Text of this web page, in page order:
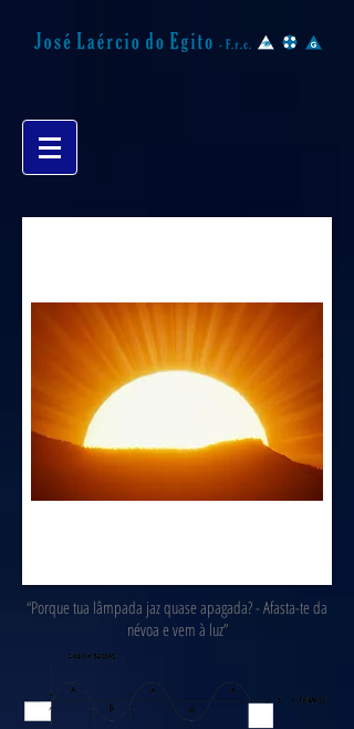
“Porque tua lâmpada jaz quase apagada? - Afasta-te da
névoa e vem à luz”